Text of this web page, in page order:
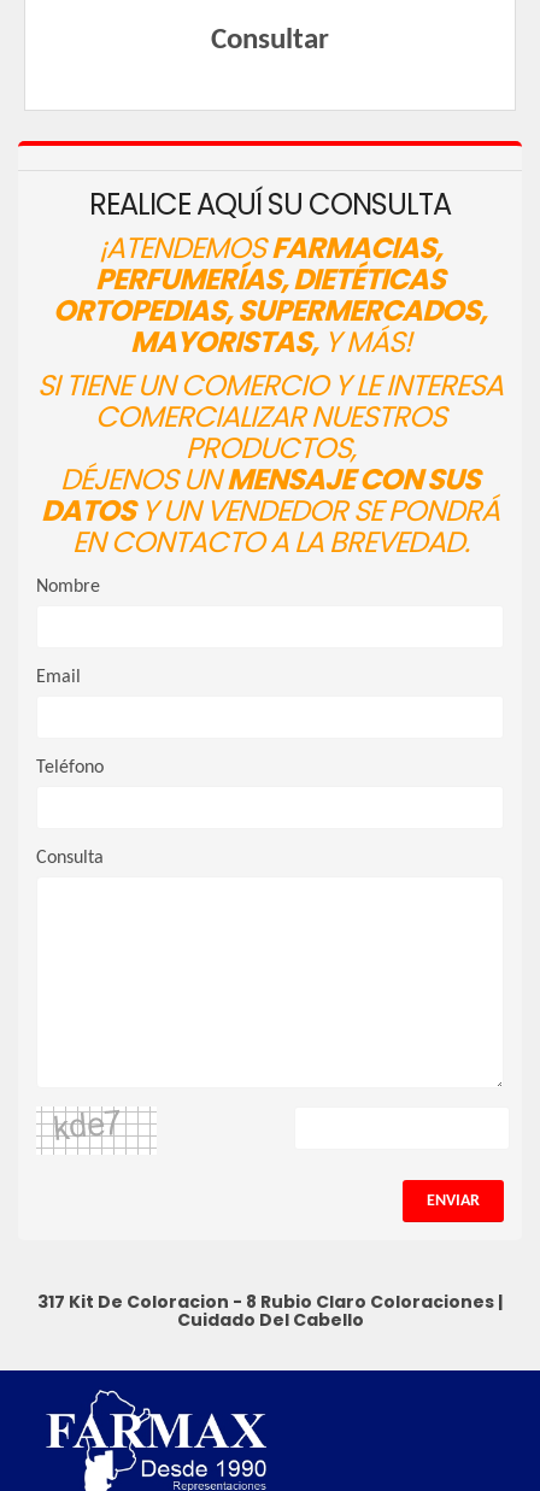
Consultar
REALICE AQUÍ SU CONSULTA
¡ATENDEMOSFARMACIAS,
PERFUMERÍAS, DIETÉTICAS
ORTOPEDIAS, SUPERMERCADOS,
MAYORISTAS,Y MÁS!
SI TIENE UN COMERCIO Y LE INTERESA
COMERCIALIZAR NUESTROS
PRODUCTOS,
DÉJENOS UNMENSAJE CON SUS
DATOSY UN VENDEDOR SE PONDRÁ
EN CONTACTO A LA BREVEDAD.
Nombre
Email
Teléfono
Consulta
ENVIAR
317 Kit De Coloracion - 8 Rubio Claro Coloraciones |
Cuidado Del Cabello